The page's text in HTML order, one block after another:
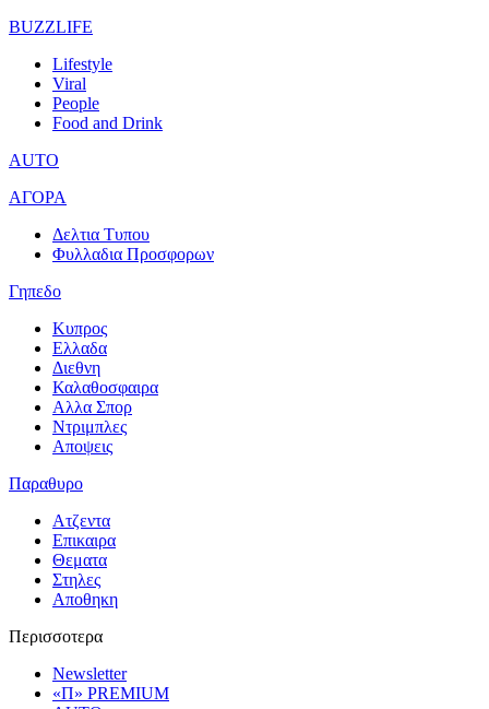
BUZZLIFE
Lifestyle
Viral
People
Food and Drink
AUTO
ΑΓΟΡΑ
Δελτια Τυπου
Φυλλαδια Προσφορων
Γηπεδο
Κυπρος
Ελλαδα
Διεθνη
Καλαθοσφαιρα
Αλλα Σπορ
Ντριμπλες
Αποψεις
Παραθυρο
Ατζεντα
Επικαιρα
Θεματα
Στηλες
Αποθηκη
Περισσοτερα
Newsletter
«Π» PREMIUM